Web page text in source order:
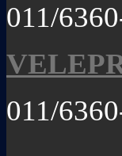
011/
011/